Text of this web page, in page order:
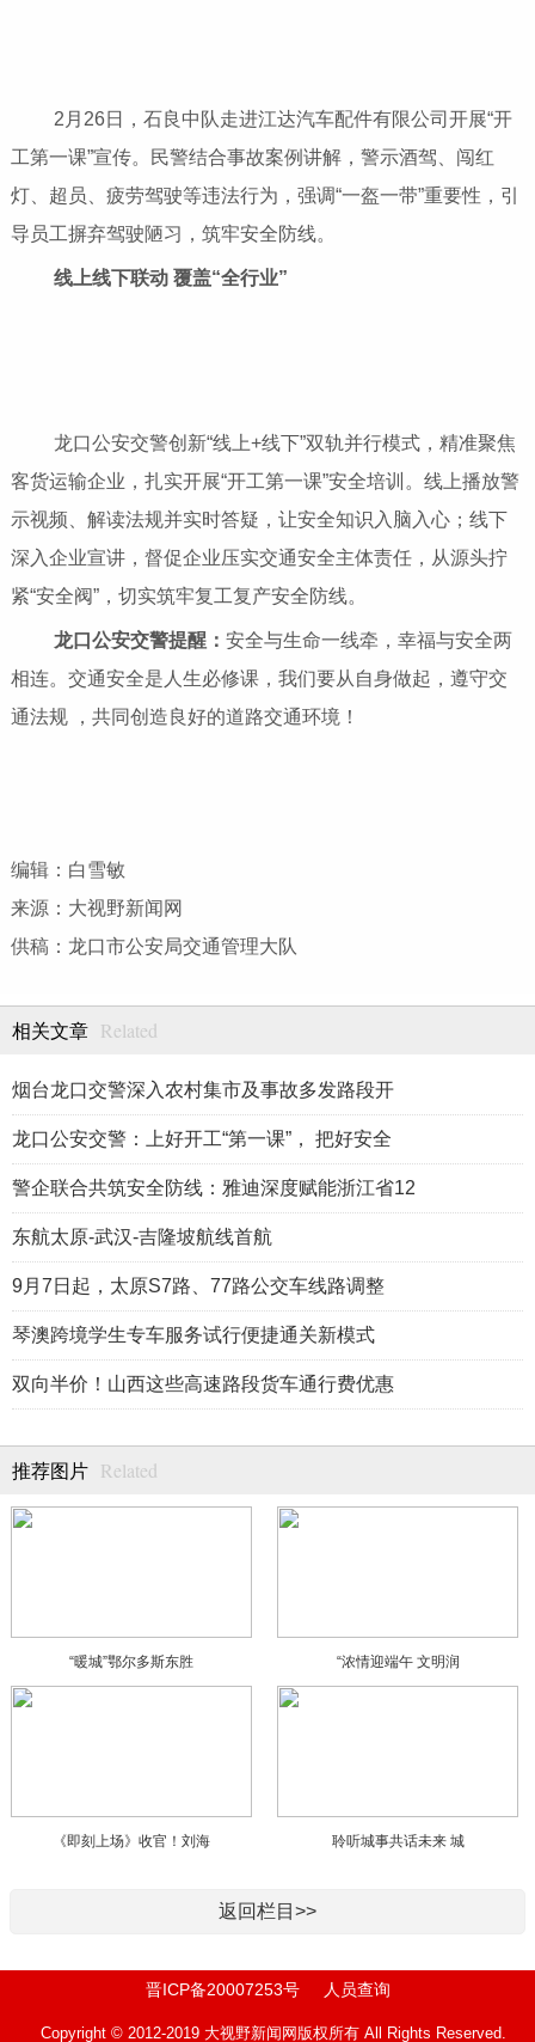
2月26日，石良中队走进江达汽车配件有限公司开展“开
工第一课”宣传。民警结合事故案例讲解，警示酒驾、闯红
灯、超员、疲劳驾驶等违法行为，强调“一盔一带”重要性，引
导员工摒弃驾驶陋习，筑牢安全防线。
线上线下联动 覆盖“全行业”
龙口公安交警创新“线上+线下”双轨并行模式，精准聚焦
客货运输企业，扎实开展“开工第一课”安全培训。线上播放警
示视频、解读法规并实时答疑，让安全知识入脑入心；线下
深入企业宣讲，督促企业压实交通安全主体责任，从源头拧
紧“安全阀”，切实筑牢复工复产安全防线。
龙口公安交警提醒： 安全与生命一线牵，幸福与安全两
相连。交通安全是人生必修课，我们要从自身做起，遵守交
通法规 ，共同创造良好的道路交通环境！
编辑：白雪敏
来源：大视野新闻网
供稿：龙口市公安局交通管理大队
相关文章 Related
烟台龙口交警深入农村集市及事故多发路段开
龙口公安交警：上好开工“第一课”， 把好安全
警企联合共筑安全防线：雅迪深度赋能浙江省12
东航太原-武汉-吉隆坡航线首航
9月7日起，太原S7路、77路公交车线路调整
琴澳跨境学生专车服务试行便捷通关新模式
双向半价！山西这些高速路段货车通行费优惠
推荐图片 Related
“暖城”鄂尔多斯东胜 “浓情迎端午 文明润
《即刻上场》收官！刘海 聆听城事共话未来 城
返回栏目>>
晋ICP备20007253号 人员查询
Copyright © 2012-2019 大视野新闻网版权所有 All Rights Reserved.